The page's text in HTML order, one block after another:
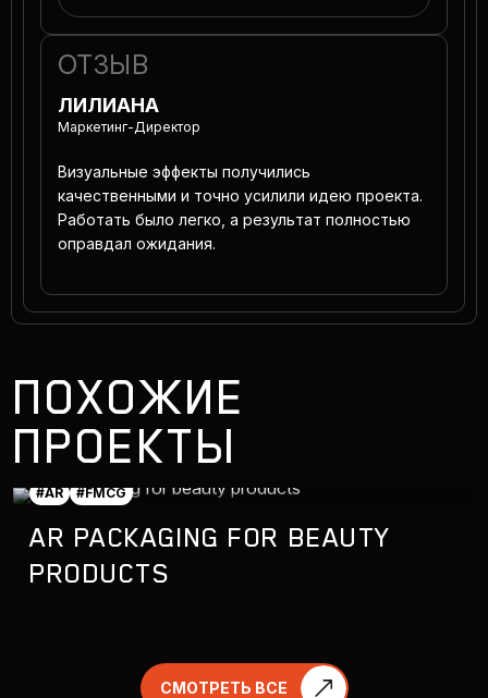
ОТЗЫВ
ЛИЛИАНА
Маркетинг-Директор
Визуальные эффекты получились
качественными и точно усилили идею проекта.
Работать было легко, а результат полностью
оправдал ожидания.
ПОХОЖИЕ
ПРОЕКТЫ
#AR #FMCG
AR PACKAGING FOR BEAUTY
PRODUCTS
СМОТРЕТЬ ВСЕ